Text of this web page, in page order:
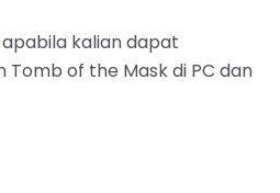
kalian dapat
of the Mask di PC dan